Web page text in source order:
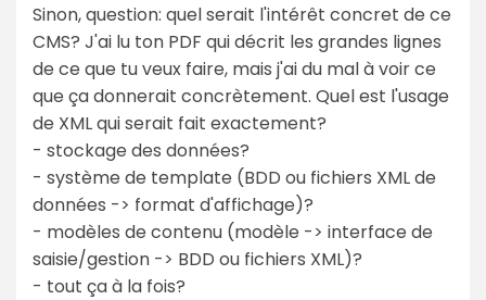
Sinon, question: quel serait l'intérêt concret de ce
CMS? J'ai lu ton PDF qui décrit les grandes lignes
de ce que tu veux faire, mais j'ai du mal à voir ce
que ça donnerait concrètement. Quel est l'usage
de XML qui serait fait exactement?
- stockage des données?
- système de template (BDD ou fichiers XML de
données -> format d'affichage)?
- modèles de contenu (modèle -> interface de
saisie/gestion -> BDD ou fichiers XML)?
- tout ça à la fois?